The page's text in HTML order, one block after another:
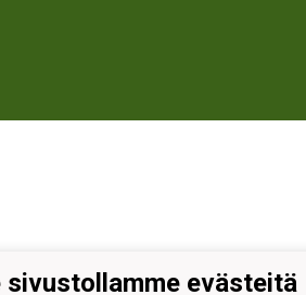
sivustollamme evästeitä